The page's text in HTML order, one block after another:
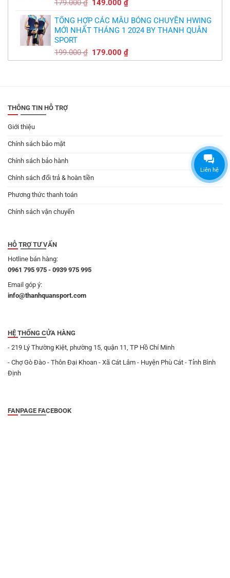
179.000₫ Giá
là:
179.000 ₫.
149.000₫Giá
tại
là:
TỔNG HỢP CÁC MẪU BÓNG CHUYỀN HWING
MỚI NHẤT THÁNG 1 2024 BY THANH QUÂN
SPORT
199.000₫ Giá
gốc
179.000₫Giá
hiện
THÔNG TIN HỖ TRỢ
Giới thiệu
Chính sách bảo mật
Chính sách bảo hành
Chính sách đổi trả & hoàn tiền
Phương thức thanh toán
Chính sách vận chuyển
HỖ TRỢ TƯ VẤN
Hotline bán hàng:
0961 795 975 - 0939 975 995
Email góp ý:
info@thanhquansport.com
HỆ THỐNG CỬA HÀNG
- 219 Lý Thường Kiệt, phường 15, quận 11, TP Hồ Chí Minh
- Chợ Gò Đào - Thôn Đại Khoan - Xã Cát Lâm - Huyện Phù Cát - Tỉnh Bình
Định
FANPAGE FACEBOOK
Liên hệ